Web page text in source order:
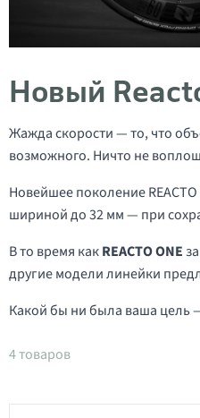
Новый
Жажда скорости — то, что
возможного. Ничто не
Новейшее поколение
шириной до 32 мм — при
В то время какREACTO ONE
другие модели линейки
Какой бы ни была ваша цель
4 товаров